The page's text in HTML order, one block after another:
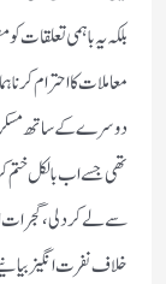
بلکہ یہ باہمی تعلقات
معاملات کا احترام
دوسرے کے ساتھ
تھی جسے اب بالکل ختم
سے لے کردلی،گجرات
خلاف نفرت انگیز